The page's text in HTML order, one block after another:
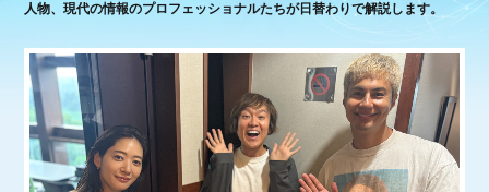
人物、現代の情報のプロフェッショナルたちが日替わりで解説します。